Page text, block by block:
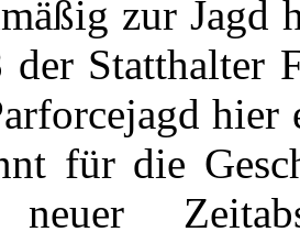
zur Jagd
der Statthalter
für die